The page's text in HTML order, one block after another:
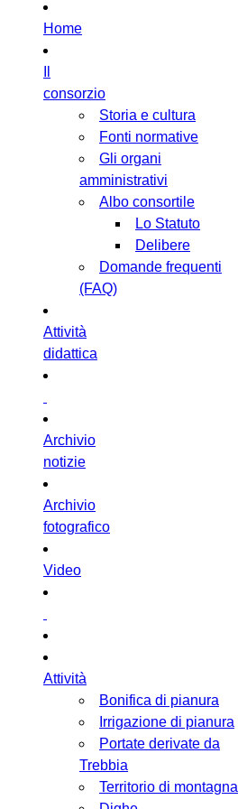
Home
consorzio
Storia e cultura
Fonti normative
Gli organi
amministrativi
Albo consortile
Lo Statuto
Delibere
Domande frequenti
(FAQ)
Attività
didattica
Archivio
notizie
Archivio
fotografico
Video
Attività
Bonifica di pianura
Irrigazione di pianura
Portate derivate da
Trebbia
Territorio di montagna